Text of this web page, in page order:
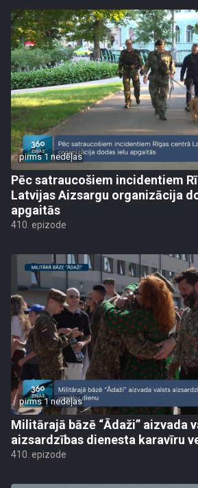
pirms 1 nedēļas
Pēc satraucošiem incidentiem
Latvijas Aizsargu organizācija
apgaitās
410. epizode
pirms 1 nedēļas
Militārajā bāzē “Ādaži” aizvada
aizsardzības dienesta karavīru
410. epizode